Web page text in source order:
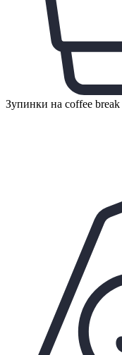
Зупинки на coffee